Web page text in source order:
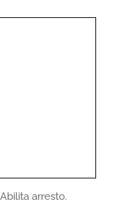
arresto.